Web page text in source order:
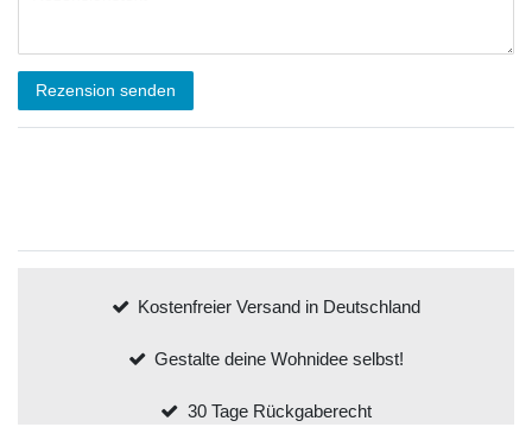
Rezension senden
Kostenfreier Versand in Deutschland
Gestalte deine Wohnidee selbst!
30 Tage Rückgaberecht